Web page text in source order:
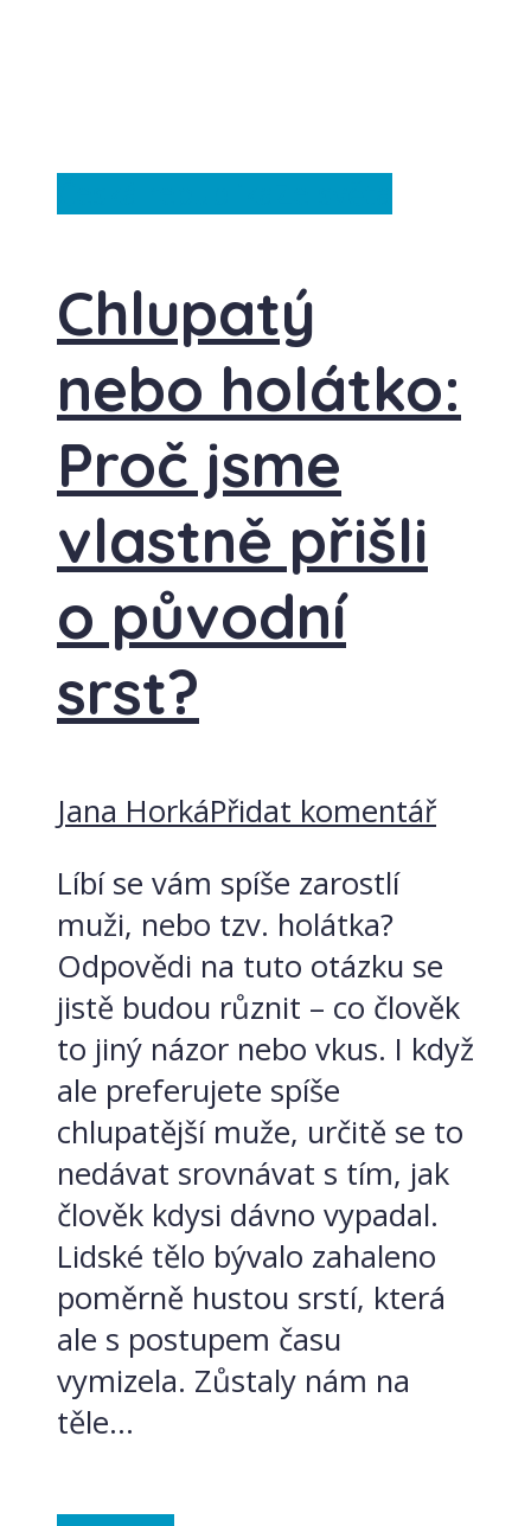
Chlupatý
nebo holátko:
Proč jsme
vlastně přišli
o původní
srst?
Jana HorkáPřidat komentář
Líbí se vám spíše zarostlí
muži, nebo tzv. holátka?
Odpovědi na tuto otázku se
jistě budou různit – co člověk
to jiný názor nebo vkus. I když
ale preferujete spíše
chlupatější muže, určitě se to
nedávat srovnávat s tím, jak
člověk kdysi dávno vypadal.
Lidské tělo bývalo zahaleno
poměrně hustou srstí, která
ale s postupem času
vymizela. Zůstaly nám na
těle...